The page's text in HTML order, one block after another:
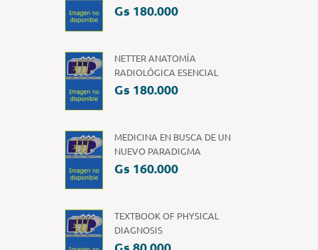
Gs 180.000
NETTER ANATOMÍA
RADIOLÓGICA ESENCIAL
Gs 180.000
MEDICINA EN BUSCA DE UN
NUEVO PARADIGMA
Gs 160.000
TEXTBOOK OF PHYSICAL
DIAGNOSIS